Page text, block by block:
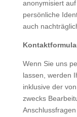
anonymisiert
persönliche
auch
Wenn Sie uns
lassen, werden
inklusive der
zwecks